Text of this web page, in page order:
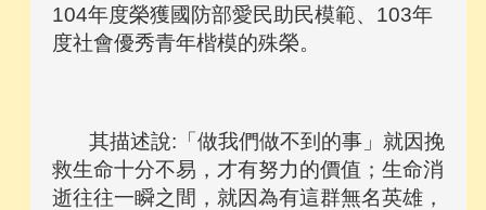
104年度榮獲國防部愛民助民模範、103年
度社會優秀青年楷模的殊榮。
其描述說:「做我們做不到的事」就因挽
救生命十分不易，才有努力的價值；生命消
逝往往一瞬之間，就因為有這群無名英雄，